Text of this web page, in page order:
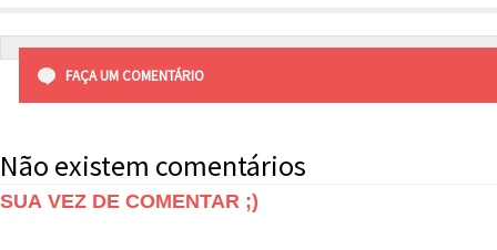
FAÇA UM COMENTÁRIO
Não existem comentários
SUA VEZ DE COMENTAR ;)